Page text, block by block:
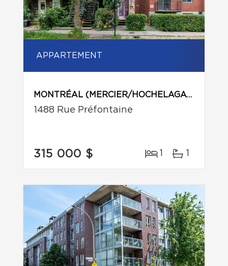
APPARTEMENT
MONTRÉAL (MERCIER/HOCHELAGA-MAISONNEUVE)
1488 Rue Préfontaine
315 000 $ 1 1